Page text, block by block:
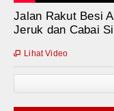
Jalan Rakut Besi
Jeruk dan Cabai
 Lihat Video